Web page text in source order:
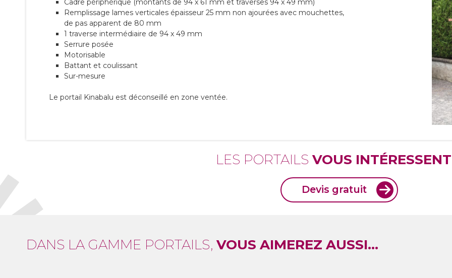
Remplissage lames verticales épaisseur 25 mm non ajourées avec mouchettes,
de pas apparent de 80 mm
1 traverse intermédiaire de 94 x 49 mm
Serrure posée
Motorisable
Battant et coulissant
Sur-mesure
Le portail Kinabalu est déconseillé en zone ventée.
LES PORTAILS VOUS
Devis gratuit
DANS LA GAMME PORTAILS, VOUS AIMEREZ AUSSI...